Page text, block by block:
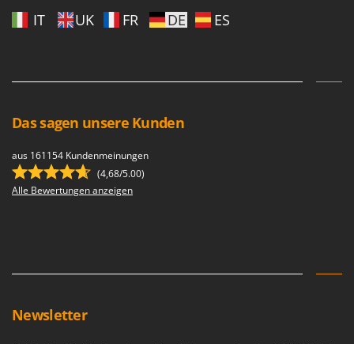
IT UK FR DE ES
Das sagen unsere Kunden
aus 161154 Kundenmeinungen
(4,68/5.00)
Alle Bewertungen anzeigen
Newsletter